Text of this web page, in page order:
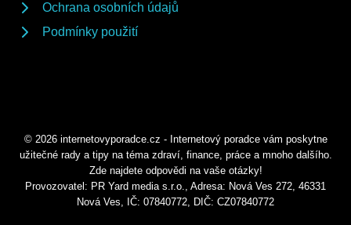
Ochrana osobních údajů
Podmínky použití
© 2026 internetovyporadce.cz - Internetový poradce vám poskytne
užitečné rady a tipy na téma zdraví, finance, práce a mnoho dalšího.
Zde najdete odpovědi na vaše otázky!
Provozovatel: PR Yard media s.r.o., Adresa: Nová Ves 272, 46331
Nová Ves, IČ: 07840772, DIČ: CZ07840772